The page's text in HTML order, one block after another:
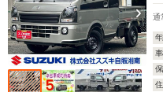
通